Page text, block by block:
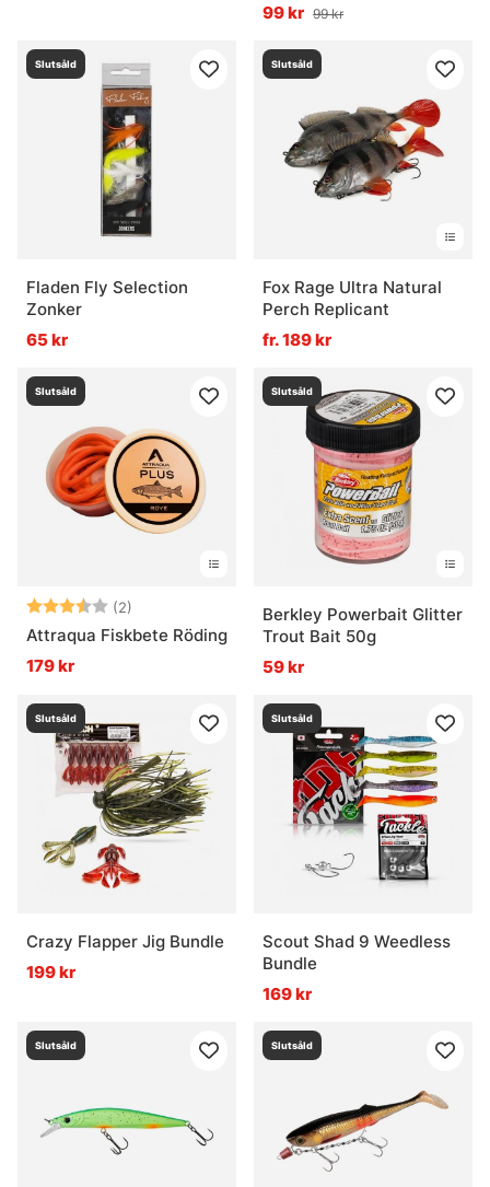
99 kr 99 kr
Slutsåld
Fladen Fly Selection
Zonker
65 kr
Slutsåld
Fox Rage Ultra Natural
Perch Replicant
fr. 189 kr
Slutsåld
Betyg: (2)
3.5 utav 5 stjärnor
Attraqua Fiskbete Röding
179 kr
Slutsåld
Berkley Powerbait Glitter
Trout Bait 50g
59 kr
Slutsåld
Crazy Flapper Jig Bundle
199 kr
Slutsåld
Scout Shad 9 Weedless
Bundle
169 kr
Slutsåld Slutsåld